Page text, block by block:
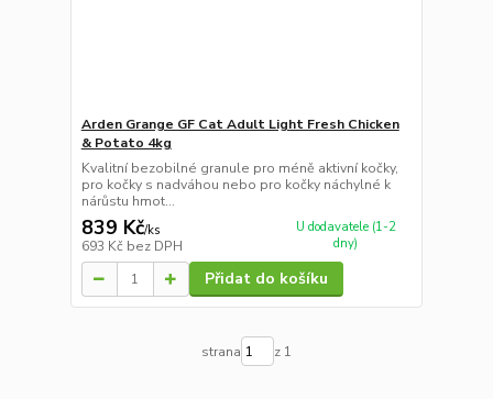
Arden Grange GF Cat Adult Light Fresh Chicken
& Potato 4kg
Kvalitní bezobilné granule pro méně aktivní kočky,
pro kočky s nadváhou nebo pro kočky náchylné k
nárůstu hmot...
839 Kč/ks
693 Kč bez DPH
U dodavatele (1-2
dny)
Přidat do košíku
strana z 1